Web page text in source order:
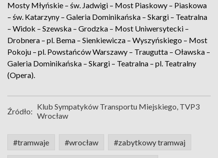
Mosty Młyńskie – św. Jadwigi – Most Piaskowy – Piaskowa
– św. Katarzyny – Galeria Dominikańska – Skargi – Teatralna
– Widok – Szewska – Grodzka – Most Uniwersytecki –
Drobnera – pl. Bema – Sienkiewicza – Wyszyńskiego – Most
Pokoju – pl. Powstańców Warszawy – Traugutta – Oławska –
Galeria Dominikańska – Skargi – Teatralna – pl. Teatralny
(Opera).
Źródło: Klub Sympatyków Transportu Miejskiego, TVP3
Wrocław
#tramwaje #wrocław #zabytkowy tramwaj